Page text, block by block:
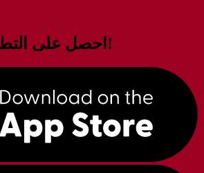
احصل على التطبيق اليوم مجاناً!